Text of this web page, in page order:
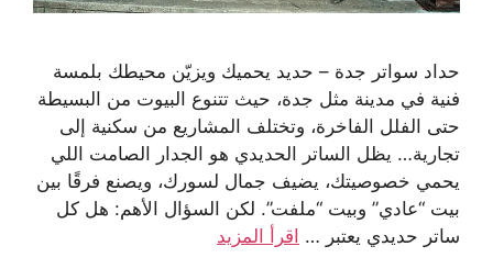
حداد سواتر جدة – حديد يحميك ويزيّن محيطك بلمسة
فنية في مدينة مثل جدة، حيث تتنوع البيوت من البسيطة
حتى الفلل الفاخرة، وتختلف المشاريع من سكنية إلى
تجارية… يظل الساتر الحديدي هو الجدار الصامت اللي
يحمي خصوصيتك، يضيف جمال لسورك، ويصنع فرقًا بين
بيت “عادي” وبيت “ملفت”. لكن السؤال الأهم: هل كل
ساتر حديدي يعتبر … اقرأ المزيد